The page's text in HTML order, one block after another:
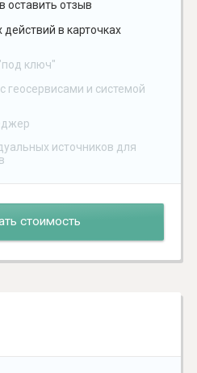
оставить отзыв
в карточках
ключ"
геосервисами и системой
источников для
стоимость